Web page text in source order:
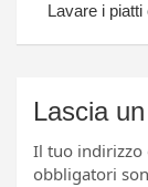
Lavare i
Lascia
Il tuo indirizzo
obbligatori